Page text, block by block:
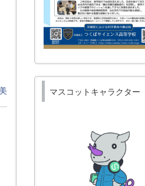
マスコットキャラクター